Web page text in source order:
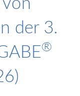
der 3.
®